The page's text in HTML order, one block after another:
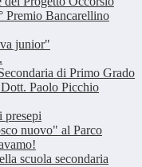
Premio Bancarellino
junior"
di Primo Grado
Paolo Picchio
presepi
nuovo" al Parco
scuola secondaria